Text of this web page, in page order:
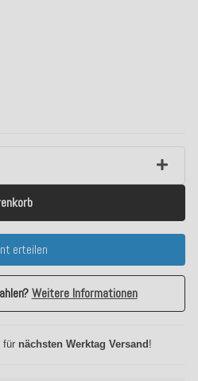
erteilen
Weitere Informationen
für nächsten Werktag Versand !